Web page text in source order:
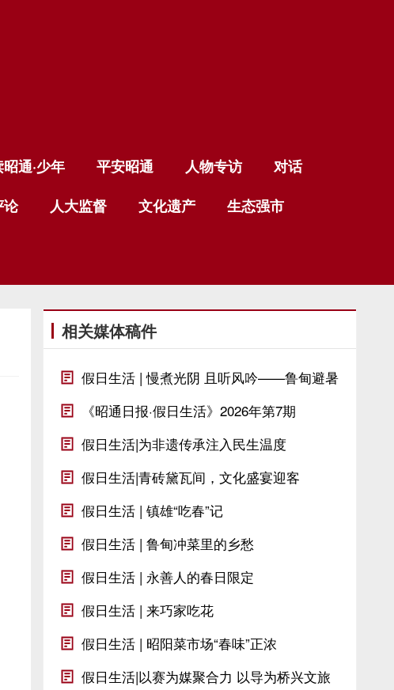
通·少年 平安昭通 人物专访
对话
论 人大监督 文化遗产 生态强市
相关媒体稿件
假日生活 | 慢煮光阴 且听风吟——鲁甸避暑
旅居正当时
《昭通日报·假日生活》2026年第7期
假日生活|为非遗传承注入民生温度
假日生活|青砖黛瓦间，文化盛宴迎客
来 ——昭通中心城市“五一”期间系列活动综述
假日生活 | 镇雄“吃春”记
假日生活 | 鲁甸冲菜里的乡愁
假日生活 | 永善人的春日限定
假日生活 | 来巧家吃花
假日生活 | 昭阳菜市场“春味”正浓
假日生活|以赛为媒聚合力 以导为桥兴文旅